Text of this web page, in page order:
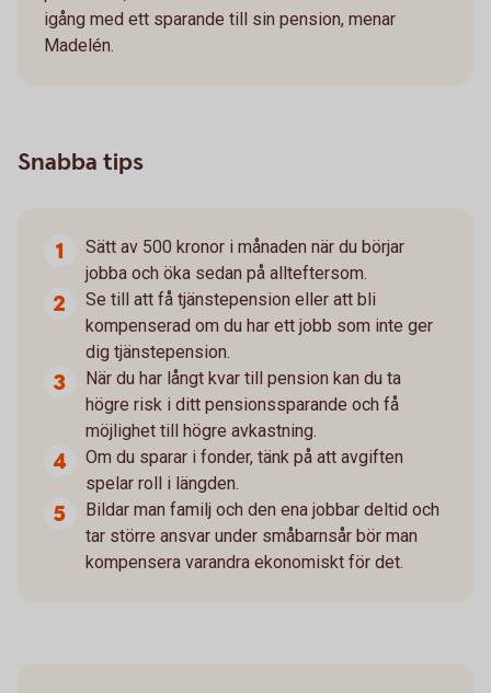
igång med ett sparande till sin pension, menar
Madelén.
Snabba tips
Sätt av 500 kronor i månaden när du börjar
jobba och öka sedan på allteftersom.
Se till att få tjänstepension eller att bli
kompenserad om du har ett jobb som inte ger
dig tjänstepension.
När du har långt kvar till pension kan du ta
högre risk i ditt pensionssparande och få
möjlighet till högre avkastning.
Om du sparar i fonder, tänk på att avgiften
spelar roll i längden.
Bildar man familj och den ena jobbar deltid och
tar större ansvar under småbarnsår bör man
kompensera varandra ekonomiskt för det.